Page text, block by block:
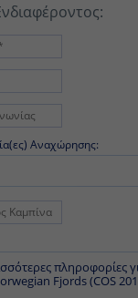
Αναχώρησης: